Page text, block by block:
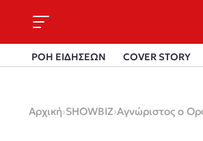
ΡΟΗ ΕΙΔΗΣΕΩΝ COVER STORY
Αρχική›SHOWBIZ›Αγνώριστος ο